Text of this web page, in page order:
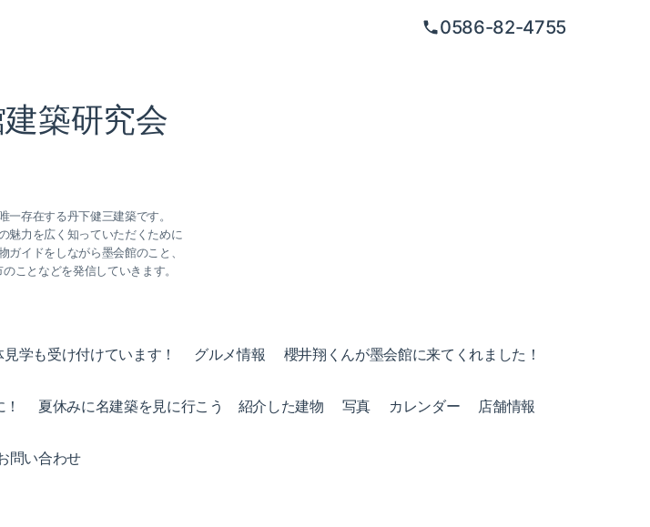
0586-82-4755
築研究会
一存在する丹下健三建築です。
魅力を広く知っていただくために
ガイドをしながら墨会館のこと、
ことなどを発信していきます。
見学も受け付けています！ グルメ情報 櫻井翔くんが墨会館に来てくれました！
夏休みに名建築を見に行こう 紹介した建物 写真 カレンダー 店舗情報
問い合わせ